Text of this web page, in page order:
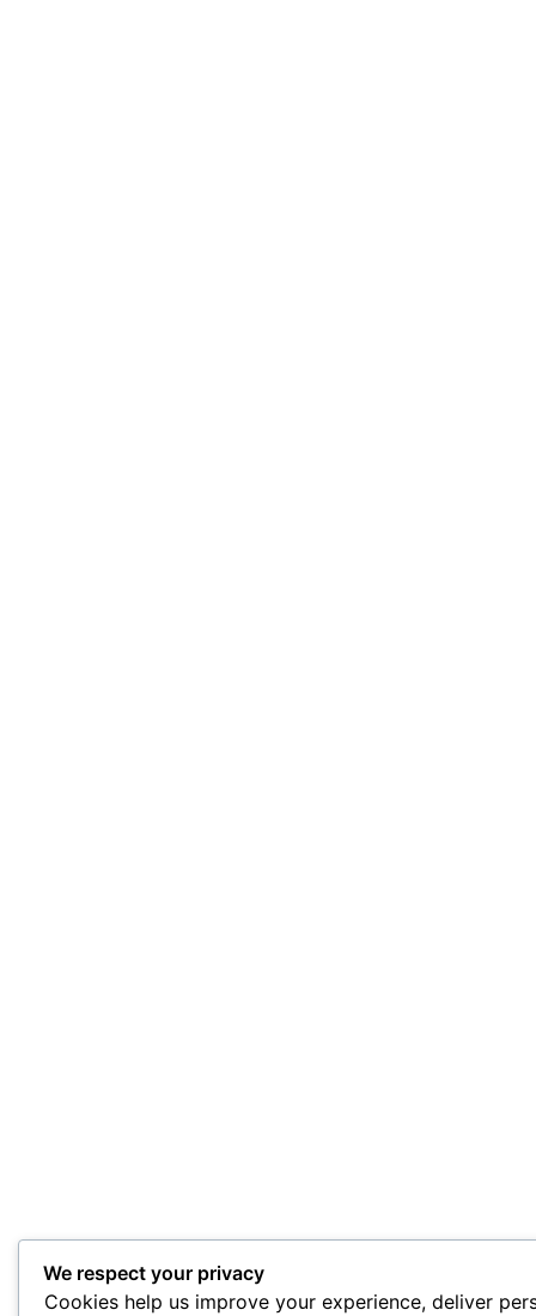
We respect your privacy
Cookies help us improve your experience, deliver